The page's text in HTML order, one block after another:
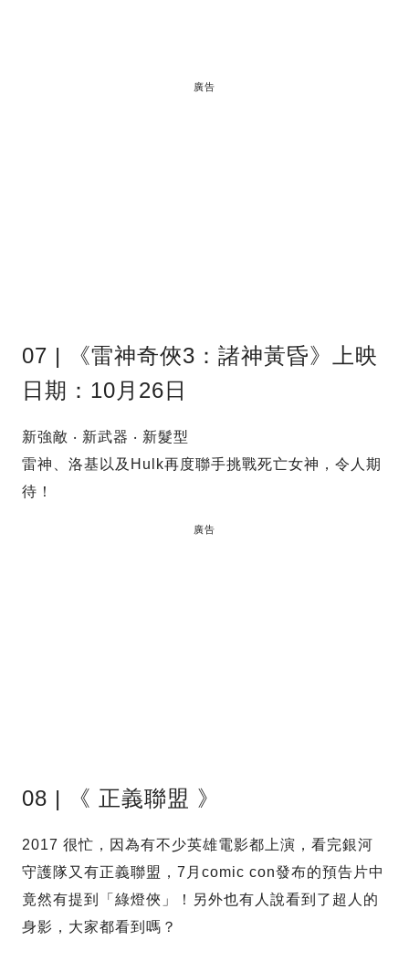
廣告
07 | 《雷神奇俠3：諸神黃昏》上映
日期：10月26日
新強敵 ‧ 新武器 ‧ 新髮型
雷神、洛基以及Hulk再度聯手挑戰死亡女神，令人期
待！
廣告
08 | 《 正義聯盟 》
2017 很忙，因為有不少英雄電影都上演，看完銀河
守護隊又有正義聯盟，7月comic con發布的預告片中
竟然有提到「綠燈俠」！另外也有人說看到了超人的
身影，大家都看到嗎？